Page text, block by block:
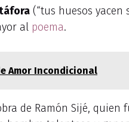
(“tus huesos yacen
al poema.
Amor Incondicional
de Ramón Sijé,